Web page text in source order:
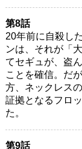
第8話
20年前に自殺し
ンは、それが「
てセギュが、盗
ことを確信。だ
方、ネックレス
証拠となるフロ
た。
第9話